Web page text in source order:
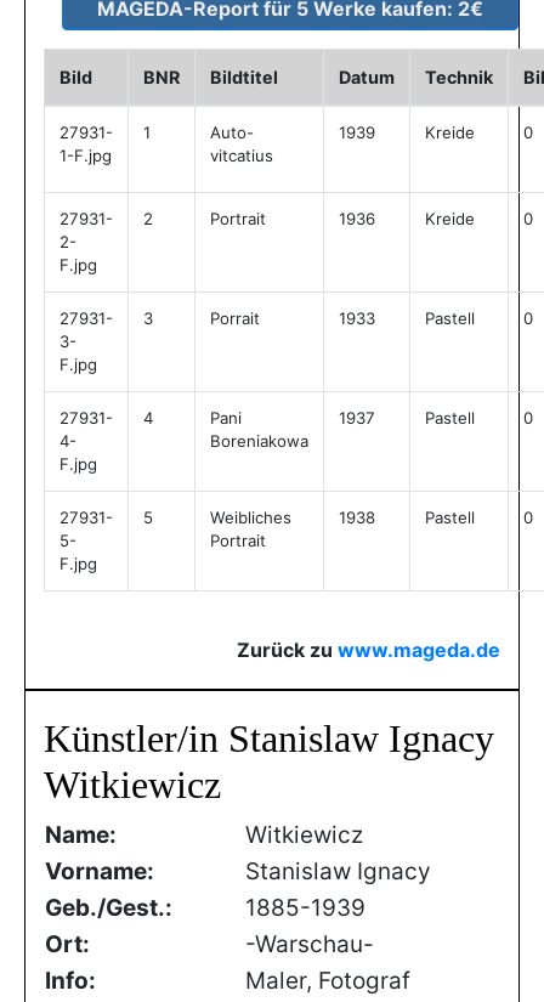
Bild BNR Bildtitel Datum Technik
27931-
1-F.jpg
1
Auto-
vitcatius
1939 Kreide 0
27931-
2-
F.jpg
2 Portrait 1936 Kreide 0
27931-
3-
F.jpg
3 Porrait 1933 Pastell 0
27931-
4-
F.jpg
4
Pani
Boreniakowa
1937 Pastell 0
27931-
5-
F.jpg
5
Weibliches
Portrait
1938 Pastell 0
Zurück zu www.mageda.de
Künstler/in Stanislaw Ignacy
Witkiewicz
Name:
Witkiewicz
Vorname:
Stanislaw Ignacy
Geb./Gest.:
1885-1939
Ort:
-Warschau-
Info:
Maler, Fotograf